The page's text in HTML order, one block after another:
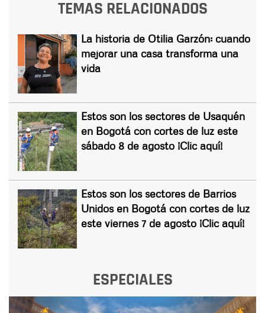
TEMAS RELACIONADOS
La historia de Otilia Garzón: cuando
mejorar una casa transforma una
vida
Estos son los sectores de Usaquén
en Bogotá con cortes de luz este
sábado 8 de agosto ¡Clic aquí!
Estos son los sectores de Barrios
Unidos en Bogotá con cortes de luz
este viernes 7 de agosto ¡Clic aquí!
ESPECIALES